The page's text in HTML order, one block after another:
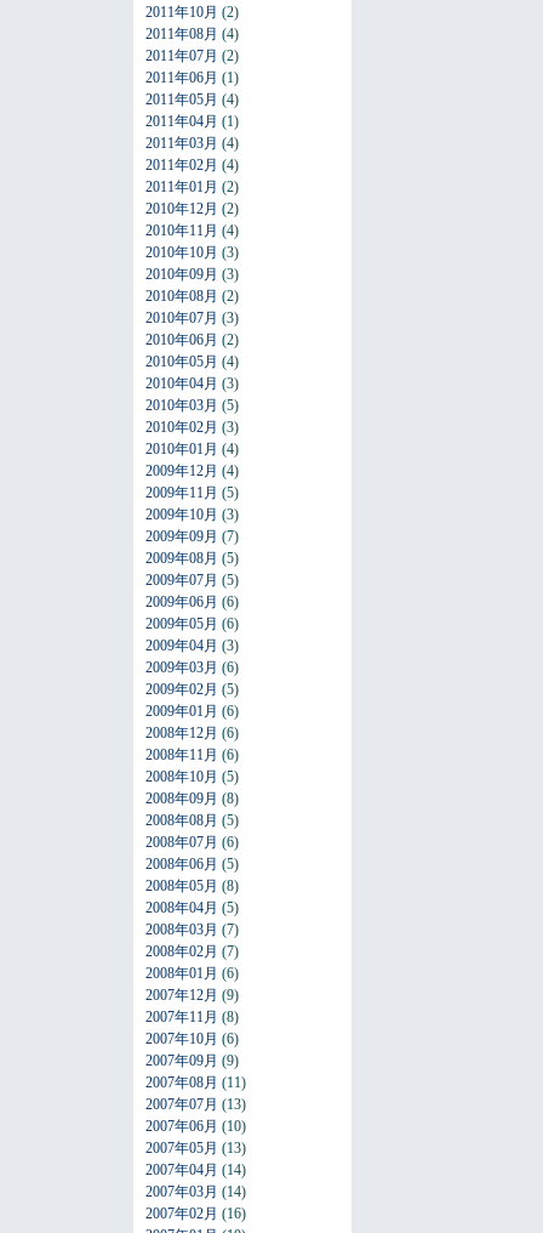
2011年10月 (2)
2011年08月 (4)
2011年07月 (2)
2011年06月 (1)
2011年05月 (4)
2011年04月 (1)
2011年03月 (4)
2011年02月 (4)
2011年01月 (2)
2010年12月 (2)
2010年11月 (4)
2010年10月 (3)
2010年09月 (3)
2010年08月 (2)
2010年07月 (3)
2010年06月 (2)
2010年05月 (4)
2010年04月 (3)
2010年03月 (5)
2010年02月 (3)
2010年01月 (4)
2009年12月 (4)
2009年11月 (5)
2009年10月 (3)
2009年09月 (7)
2009年08月 (5)
2009年07月 (5)
2009年06月 (6)
2009年05月 (6)
2009年04月 (3)
2009年03月 (6)
2009年02月 (5)
2009年01月 (6)
2008年12月 (6)
2008年11月 (6)
2008年10月 (5)
2008年09月 (8)
2008年08月 (5)
2008年07月 (6)
2008年06月 (5)
2008年05月 (8)
2008年04月 (5)
2008年03月 (7)
2008年02月 (7)
2008年01月 (6)
2007年12月 (9)
2007年11月 (8)
2007年10月 (6)
2007年09月 (9)
2007年08月 (11)
2007年07月 (13)
2007年06月 (10)
2007年05月 (13)
2007年04月 (14)
2007年03月 (14)
2007年02月 (16)